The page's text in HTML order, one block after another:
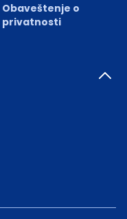
Obaveštenje o
privatnosti